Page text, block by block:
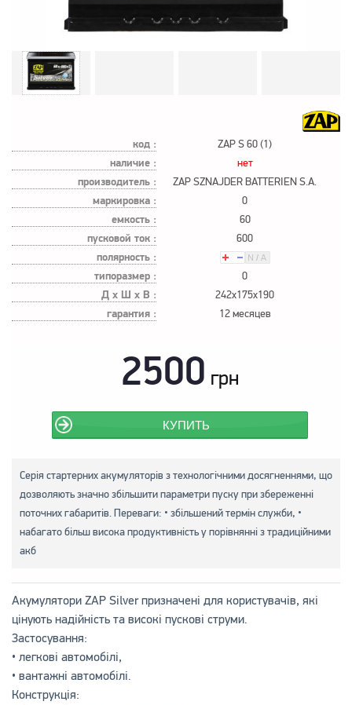
код : ZAP S 60 (1)
наличие : нет
производитель : ZAP SZNAJDER BATTERIEN S.A.
маркировка : 0
емкость : 60
пусковой ток : 600
полярность :
типоразмер :
0
Д х Ш х В : 242x175x190
гарантия : 12 месяцев
2500 грн
КУПИТЬ
Серія стартерних акумуляторів з технологічними досягненнями, що
дозволяють значно збільшити параметри пуску при збереженні
поточних габаритів. Переваги: • збільшений термін служби, •
набагато більш висока продуктивність у порівнянні з традиційними
акб
Акумулятори ZAP Silver призначені для користувачів, які
цінують надійність та високі пускові струми.
Застосування:
• легкові автомобілі,
• вантажні автомобілі.
Конструкція: